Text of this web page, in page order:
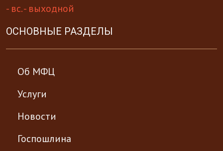
- вс. - выходной
ОСНОВНЫЕ РАЗДЕЛЫ
Об МФЦ
Услуги
Новости
Госпошлина